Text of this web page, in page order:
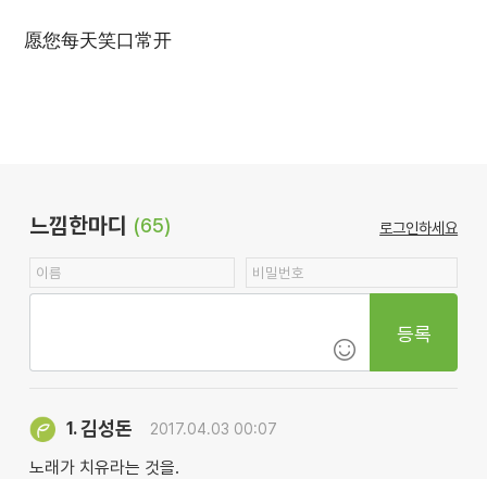
愿您每天笑口常开
느낌한마디 (65) 로그인하세요
등록
1.김성돈 2017.04.03 00:07
노래가 치유라는 것을.